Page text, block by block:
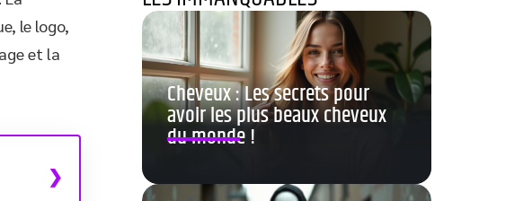
le logo,
et la
Cheveux : Les secrets pour
avoir les plus beaux cheveux
du monde !